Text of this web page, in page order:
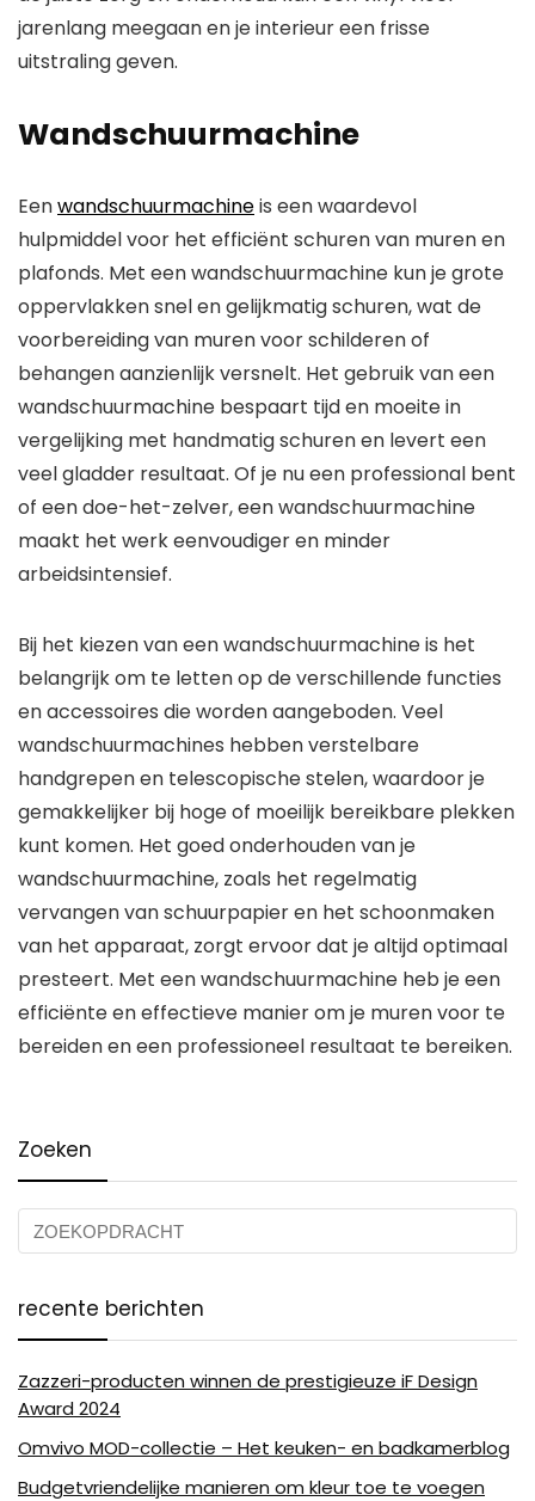
jarenlang meegaan en je interieur een frisse
uitstraling geven.
Wandschuurmachine
Eenwandschuurmachineis een waardevol
hulpmiddel voor het efficiënt schuren van muren en
plafonds. Met een wandschuurmachine kun je grote
oppervlakken snel en gelijkmatig schuren, wat de
voorbereiding van muren voor schilderen of
behangen aanzienlijk versnelt. Het gebruik van een
wandschuurmachine bespaart tijd en moeite in
vergelijking met handmatig schuren en levert een
veel gladder resultaat. Of je nu een professional bent
of een doe-het-zelver, een wandschuurmachine
maakt het werk eenvoudiger en minder
arbeidsintensief.
Bij het kiezen van een wandschuurmachine is het
belangrijk om te letten op de verschillende functies
en accessoires die worden aangeboden. Veel
wandschuurmachines hebben verstelbare
handgrepen en telescopische stelen, waardoor je
gemakkelijker bij hoge of moeilijk bereikbare plekken
kunt komen. Het goed onderhouden van je
wandschuurmachine, zoals het regelmatig
vervangen van schuurpapier en het schoonmaken
van het apparaat, zorgt ervoor dat je altijd optimaal
presteert. Met een wandschuurmachine heb je een
efficiënte en effectieve manier om je muren voor te
bereiden en een professioneel resultaat te bereiken.
Zoeken
recente berichten
Zazzeri-producten winnen de prestigieuze iF Design
Award 2024
Omvivo MOD-collectie – Het keuken- en badkamerblog
Budgetvriendelijke manieren om kleur toe te voegen